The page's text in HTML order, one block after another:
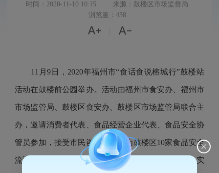
时间：2020-11-10 10:15
来源：鼓楼区市场监督局
浏览量：438
 
11月9日，2020年福州市“食话食说榕城行”鼓楼站
活动在鼓楼前公园举办。活动由福州市食安办、福州市
市场监管局、鼓楼区食安办、鼓楼区市场监管局联合主
办，邀请消费者代表、食品经营企业代表、食品安全协
管员参加，接受市民咨询。现场为鼓楼区10家食品安全
流通追溯示范点企业颁发证书；食安博士通过科学小实